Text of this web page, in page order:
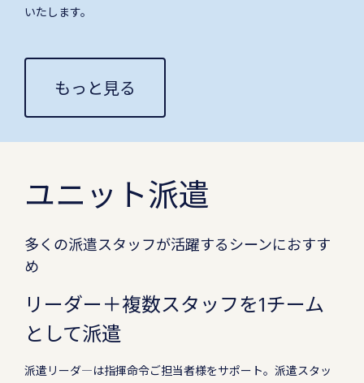
いたします。
もっと見る
ユニット派遣
多くの派遣スタッフが活躍するシーンにおすす
め
リーダー＋複数スタッフを1チーム
として派遣
派遣リーダ―は指揮命令ご担当者様をサポート。派遣スタッ